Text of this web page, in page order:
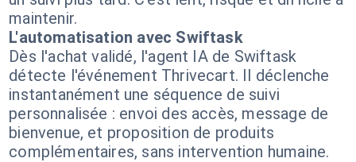
maintenir.
L'automatisation avec Swiftask
Dès l'achat validé, l'agent IA de Swiftask
détecte l'événement Thrivecart. Il déclenche
instantanément une séquence de suivi
personnalisée : envoi des accès, message de
bienvenue, et proposition de produits
complémentaires, sans intervention humaine.